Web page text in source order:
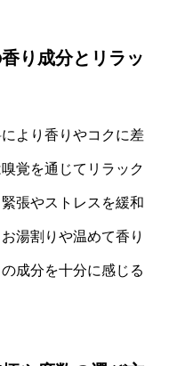
り成分とリラッ
より香りやコクに差
覚を通じてリラック
張やストレスを緩和
湯割りや温めて香り
成分を十分に感じる